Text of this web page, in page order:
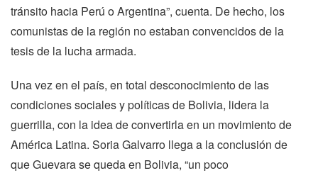
tránsito hacia Perú o Argentina”, cuenta. De hecho, los
comunistas de la región no estaban convencidos de la
tesis de la lucha armada.
Una vez en el país, en total desconocimiento de las
condiciones sociales y políticas de Bolivia, lidera la
guerrilla, con la idea de convertirla en un movimiento de
América Latina. Soria Galvarro llega a la conclusión de
que Guevara se queda en Bolivia, “un poco